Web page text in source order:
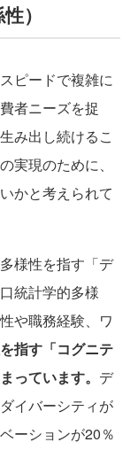
）
ピードで複雑に
者ニーズを捉
み出し続けるこ
実現のために、
かと考えられて
様性を指す「デ
統計学的多様
や職務経験、ワ
指す「コグニテ
っています。 デ
イバーシティが
ーションが20％